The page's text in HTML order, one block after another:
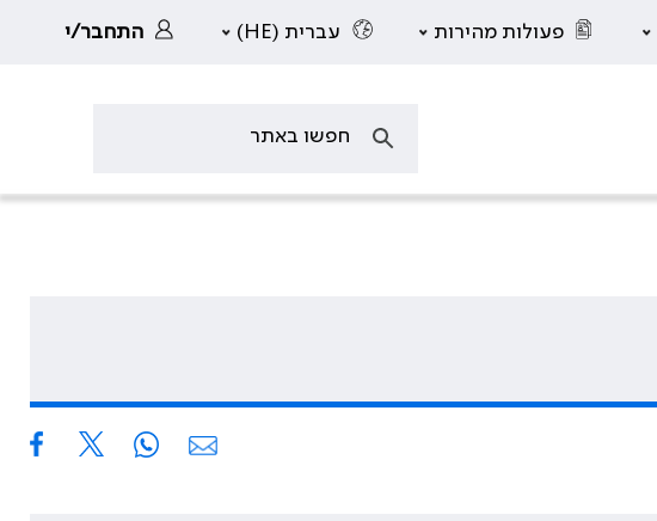
פעולות מהירות עברית (HE) התחבר/י